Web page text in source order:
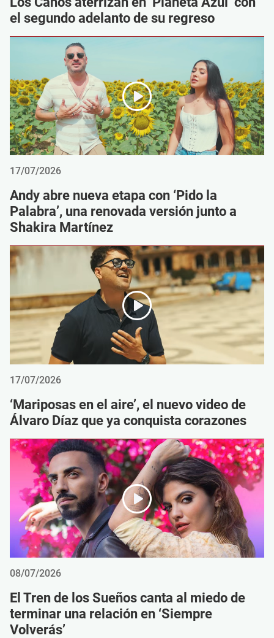
el segundo adelanto de su regreso
17/07/2026
Andy abre nueva etapa con ‘Pido la
Palabra’, una renovada versión junto a
Shakira Martínez
17/07/2026
‘Mariposas en el aire’, el nuevo video de
Álvaro Díaz que ya conquista corazones
08/07/2026
El Tren de los Sueños canta al miedo de
terminar una relación en ‘Siempre
Volverás’